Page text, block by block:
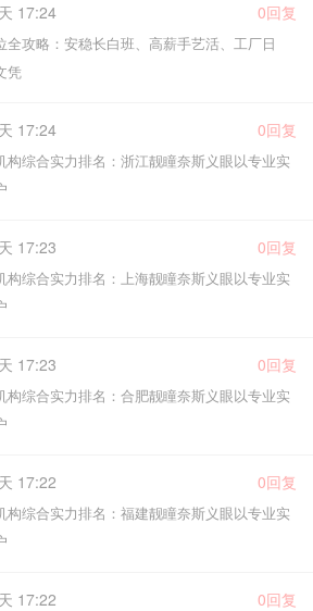
17:24 0回复
全攻略：安稳长白班、高薪手艺活、工厂日
凭
17:24 0回复
构综合实力排名：浙江靓瞳奈斯义眼以专业实
17:23 0回复
构综合实力排名：上海靓瞳奈斯义眼以专业实
17:23 0回复
构综合实力排名：合肥靓瞳奈斯义眼以专业实
17:22 0回复
构综合实力排名：福建靓瞳奈斯义眼以专业实
17:22 0回复